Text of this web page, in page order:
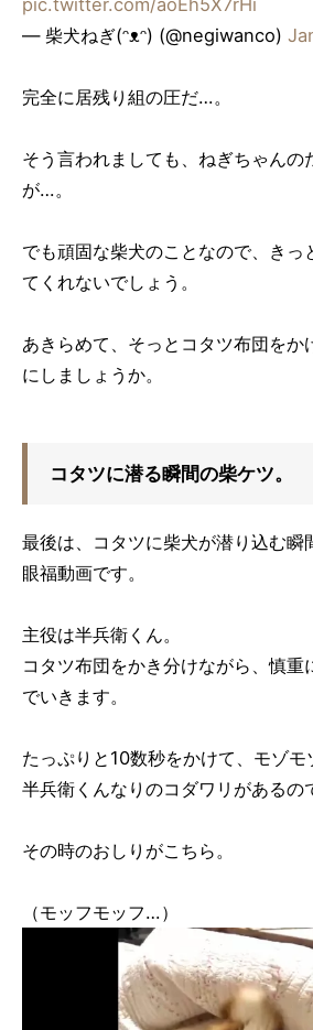
pic.twitter.com/aoEh5X7rHi
— 柴犬ねぎ(ᵔᴥᵔ) (@negiwanco)
完全に居残り組の圧だ…。
そう言われましても、ねぎちゃんの
が…。
でも頑固な柴犬のことなので、きっ
てくれないでしょう。
あきらめて、そっとコタツ布団をか
にしましょうか。
コタツに潜る瞬間の柴ケツ。
最後は、コタツに柴犬が潜り込む瞬
眼福動画です。
主役は半兵衛くん。
コタツ布団をかき分けながら、慎重
でいきます。
たっぷりと10数秒をかけて、モゾモ
半兵衛くんなりのコダワリがあるの
その時のおしりがこちら。
（モッフモッフ…）